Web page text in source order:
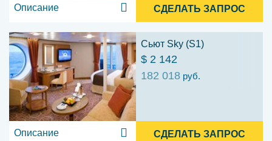
Описание СДЕЛАТЬ ЗАПРОС
Сьют Sky (S1)
$ 2 142
182 018 руб.
Описание СДЕЛАТЬ ЗАПРОС